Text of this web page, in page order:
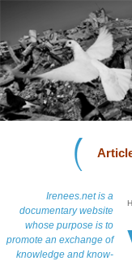
Irenees.net is a
documentary website
whose purpose is to
promote an exchange of
knowledge and know-